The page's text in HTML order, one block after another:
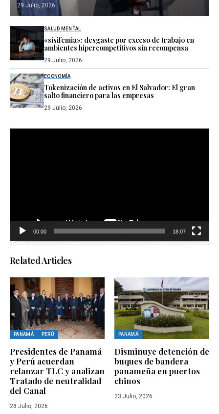
29 Julio, 2026
SALUD MENTAL
«sisifemia»: desgaste por exceso de trabajo en
ambientes hipercompetitivos sin recompensa
29 Julio, 2026
ECONOMÍA
Tokenización de activos en El Salvador: El gran
salto financiero para las empresas
29 Julio, 2026
00:00 18:07
Related Articles
PANAMÁ PERÚ
Presidentes de Panamá
y Perú acuerdan
relanzar TLC y analizan
Tratado de neutralidad
del Canal
28 Julio, 2026
PANAMÁ
Disminuye detención de
buques de bandera
panameña en puertos
chinos
23 Julio, 2026